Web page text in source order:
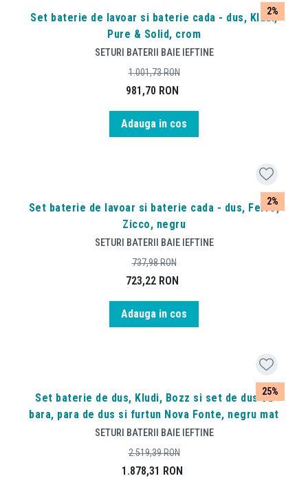
2%
Set baterie de lavoar si baterie cada - dus, Kludi,
Pure & Solid, crom
SETURI BATERII BAIE IEFTINE
981,70 RON
1.001,73RON
Adauga in cos
2%
Set baterie de lavoar si baterie cada - dus, Ferro,
Zicco, negru
SETURI BATERII BAIE IEFTINE
723,22 RON
737,98RON
Adauga in cos
25%
Set baterie de dus, Kludi, Bozz si set de dus cu
bara, para de dus si furtun Nova Fonte, negru mat
SETURI BATERII BAIE IEFTINE
1.878,31 RON
2.519,39RON